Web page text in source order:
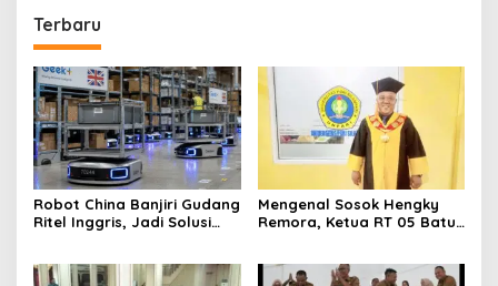
Terbaru
Robot China Banjiri Gudang
Ritel Inggris, Jadi Solusi
Mengenal Sosok Hengky
Remora, Ketua RT 05 Batu